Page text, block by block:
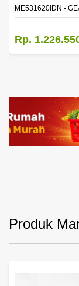
2ND SPEED
ME531620IDN -
Rp.
Produk